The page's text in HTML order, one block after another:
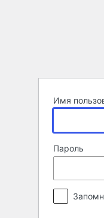
Имя
Пароль